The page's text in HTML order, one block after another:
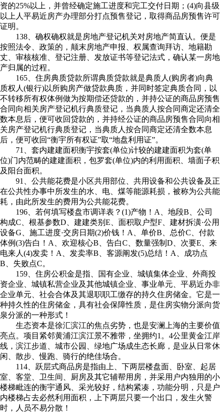
资的25%以上，并曾经确定施工进度和完工交付日期；(4)向县级
以上人平易近房产办理部分打点预售登记，取得商品房预售许可
证明。
138、确权确权就是房地产登记机关对房地产简直认。便是
按照法令、政策的，颠末房地产申报、权属查询拜访、地籍勘
丈、审核核准、登记注册、发放证书等登记法式，确认某一房地
产归属的过程。
165、住房典质贷款所谓典质贷款就是典质人(购房者)向典
质权人(银行)以所购房产做贷款典质，并同时签定典质合同，以
不转移所有权体例做为按期偿还贷款的，并持公证的商品房预售
合同向相关房产登记机行典质登记，当典质人按合同商定还清全
数本息后，便可收回贷款的，并持经公证的商品房预售合同向相
关房产登记机行典质登记，当典质人按合同商定还清全数本息
后，便可收回“衡宇所有权证”取“地盘利用证”。
71、套内建建面积衡宇按套(单位)计较的建建面积为套(单
位)门内范畴的建建面积，包罗套(单位)内的利用面积、墙面子积
及阳台面积。
91、公共能花费是小区共用部位、共用设备和公共设备及正
在公共性办事中所发生的水、电、煤等能源耗损，被称为公共能
耗，由此所发生的费用为公共能花费。
196、若何填写楼盘市调详表？(1)产物！A、地段B、公司
构成C、根基参数D、建建类别E、面积取户型F、建材拆潢·公用
设备G、施工进度·交房日期(2)价钱！A、单价B、总价C、付款
体例(3)告白！A、欢迎核心B、告白C、数量强制D、次要E、来
电来人(4)发卖！A、发卖率B、客源阐发(5)总结！A、成功点
B、失败点C。
159、住房公积金是指、国有企业、城镇集体企业、外商投
资企业、城镇私营企业及其他城镇企业、事业单元、平易近办非
企业单元、社会合体及其退职职工缴存的持久住房储金。它是一
种持久性的住房储金，具有社会保障性质，是住房实物分派向货
泉分派的一种形式！
生态资本是徐汇滨江的焦点劣势，也是安澜上海的主要价值
亮点。项目紧邻黄浦江滨江景不雅带，坐拥约1。4公里黄金江岸
线，滨江步道、城市公园、绿地广场成生态长廊，是业从日常休
闲、散步、慢跑、骑行的绝佳场合。
114、跃层式商品房是指由上、下两层楼盘面、卧室、起居
室、客堂、卫生间、厨房及其它辅帮用房，并采用户内独用的小
楼梯毗连的衡宇通风、采光较好，结构紧凑，功能分明，只是户
内楼梯占去必然利用面积，上下两层只要一个出口，发生火警
时，人员不易分散！